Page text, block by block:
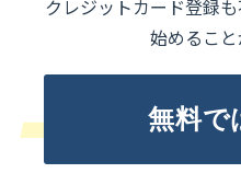
クレジットカード登録
始めること
無料で